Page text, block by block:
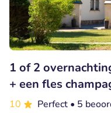
1 of 2
+ een fles
10 Perfect • 5